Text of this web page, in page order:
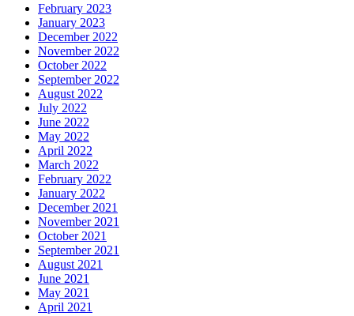
February 2023
January 2023
December 2022
November 2022
October 2022
September 2022
August 2022
July 2022
June 2022
May 2022
April 2022
March 2022
February 2022
January 2022
December 2021
November 2021
October 2021
September 2021
August 2021
June 2021
May 2021
April 2021